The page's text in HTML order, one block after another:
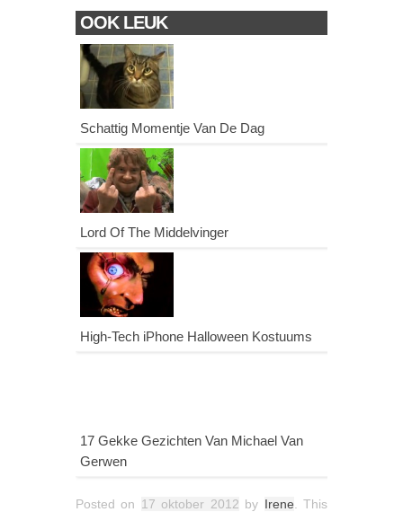
OOK LEUK
Schattig Momentje Van De Dag
Lord Of The Middelvinger
High-Tech iPhone Halloween Kostuums
17 Gekke Gezichten Van Michael Van
Gerwen
Posted on 17 oktober 2012 by Irene . This